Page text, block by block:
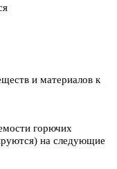
и материалов к
горючих
на следующие